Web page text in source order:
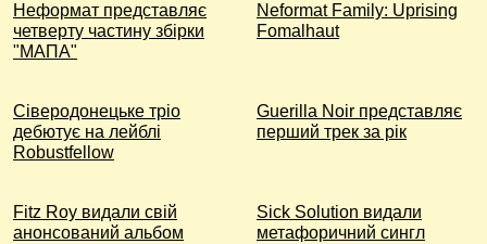
Неформат представляє
четверту частину збірки
"МАПА"
Neformat Family: Uprising
Fomalhaut
Сіверодонецьке тріо
дебютує на лейблі
Robustfellow
Guerilla Noir представляє
перший трек за рік
Fitz Roy видали свій
анонсований альбом
Sick Solution видали
метафоричний сингл